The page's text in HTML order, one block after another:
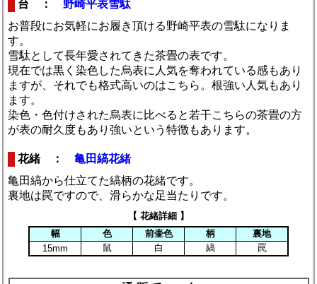
台 ： 野崎平表雪駄
お普段にお気軽にお履き頂ける野崎平表の雪駄になりま
す。
雪駄として長年愛されてきた茶畳の表です。
現在では黒く染色した烏表に人気を奪われている感もあり
ますが、それでも格式高いのはこちら。根強い人気もあり
ます。
染色・色付けされた烏表に比べると若干こちらの茶畳の方
が表の耐久度もあり強いという特徴もあります。
花緒 ：亀田縞花緒
亀田縞から仕立てた縞柄の花緒です。
裏地は罠ですので、滑らかな足当たりです。
【 花緒詳細 】
幅
色 前壷色 柄
裏地
15mm
鼠 白 縞 罠